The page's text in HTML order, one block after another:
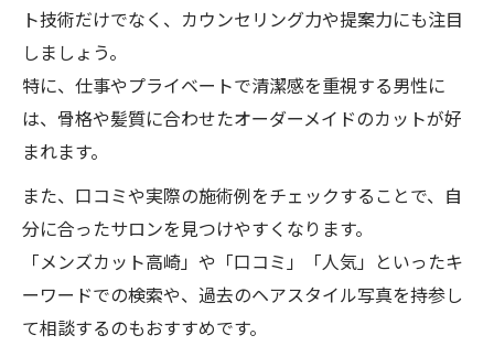
ト技術だけでなく、カウンセリング力や提案力にも注目
しましょう。
特に、仕事やプライベートで清潔感を重視する男性に
は、骨格や髪質に合わせたオーダーメイドのカットが好
まれます。
また、口コミや実際の施術例をチェックすることで、自
分に合ったサロンを見つけやすくなります。
「メンズカット高崎」や「口コミ」「人気」といったキ
ーワードでの検索や、過去のヘアスタイル写真を持参し
て相談するのもおすすめです。